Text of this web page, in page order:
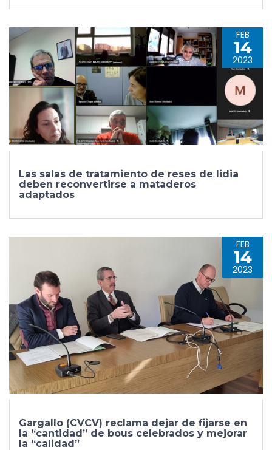
FEB
14
2023
Las salas de tratamiento de reses de lidia
deben reconvertirse a mataderos
adaptados
FEB
14
2023
Gargallo (CVCV) reclama dejar de fijarse en
la “cantidad” de bous celebrados y mejorar
la “calidad”